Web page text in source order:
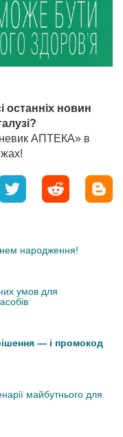
останніх новин
АПТЕКА» в
народження!
умов для
— і промокод
майбутнього для